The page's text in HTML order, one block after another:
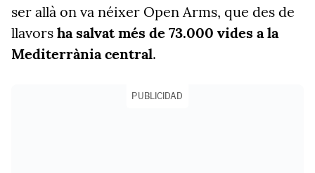
ser allà on va néixer Open Arms, que des de
llavors ha salvat més de 73.000 vides a la
Mediterrània central.
PUBLICIDAD